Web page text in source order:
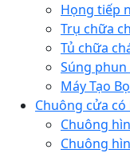
Họng tiếp
Trụ chữa
Tủ chữa
Súng
Máy Tạo
Chuông cửa có
Chuông
Chuông